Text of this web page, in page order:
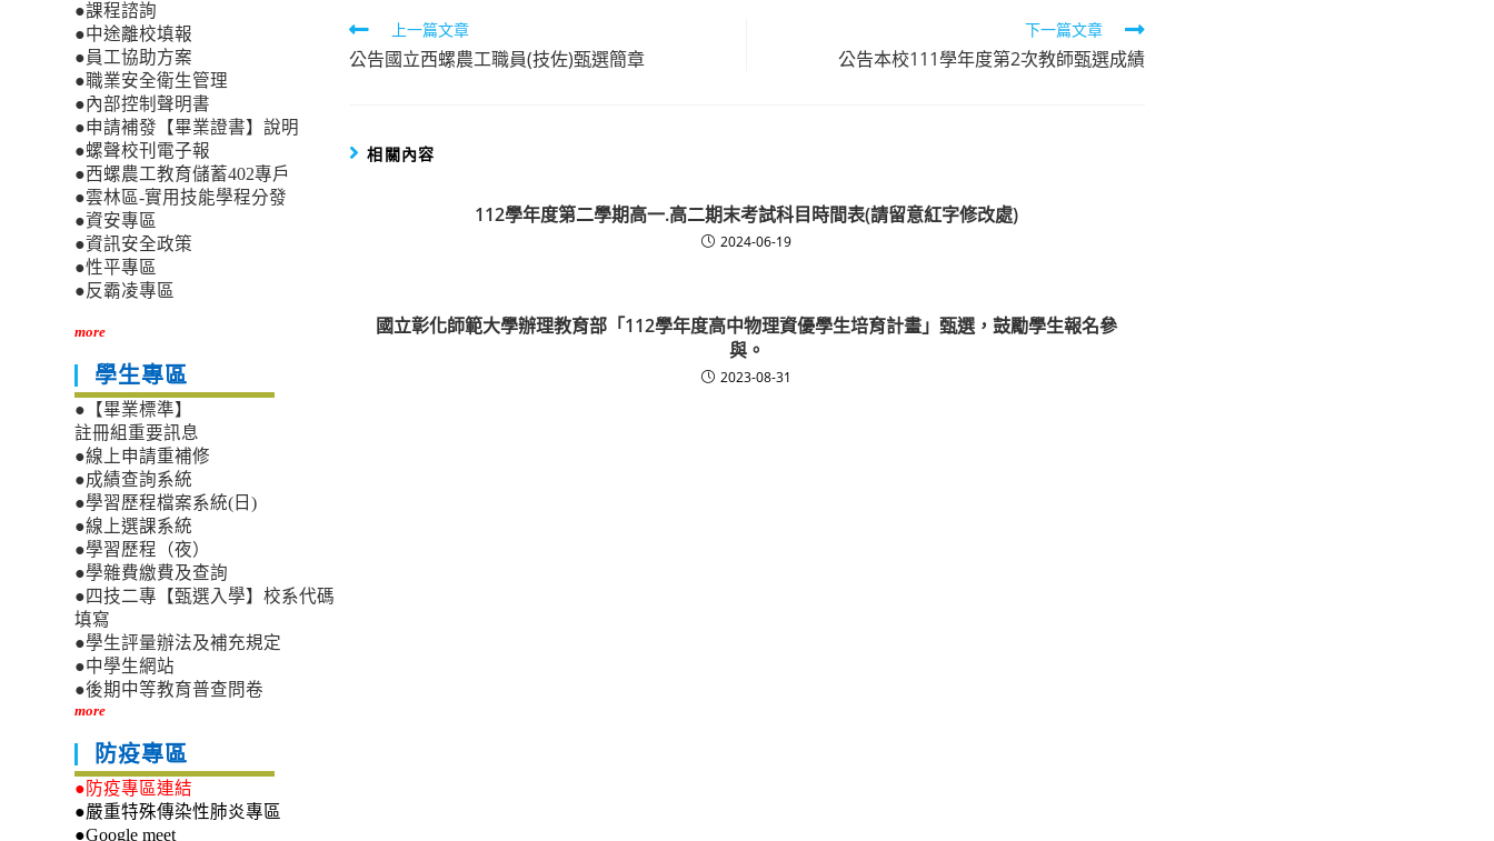
Read
more
上一篇文章
公告國立西螺農工職員(技佐)甄選簡章
下一篇文章
公告本校111學年度第2次教師甄選成績
相關內容
112學年度第二學期高一.高二期末考試科目時間表(請留意紅字修改處)
2024-06-19
國立彰化師範大學辦理教育部「112學年度高中物理資優學生培育計畫」甄選，鼓勵學生報名參
與。
2023-08-31
●課程諮詢
●中途離校填報
●員工協助方案
●職業安全衛生管理
●內部控制聲明書
●申請補發【畢業證書】說明
●螺聲校刊電子報
●西螺農工教育儲蓄402專戶
●雲林區-實用技能學程分發
●資安專區
●資訊安全政策
●性平專區
●反霸凌專區
more
學生專區
●【畢業標準】
註冊組重要訊息
●線上申請重補修
●成績查詢系統
●學習歷程檔案系統(日)
●線上選課系統
●學習歷程（夜）
●學雜費繳費及查詢
●四技二專【甄選入學】校系代碼
填寫
●學生評量辦法及補充規定
●中學生網站
●後期中等教育普查問卷
more
防疫專區
●防疫專區連結
●嚴重特殊傳染性肺炎專區
●Google meet